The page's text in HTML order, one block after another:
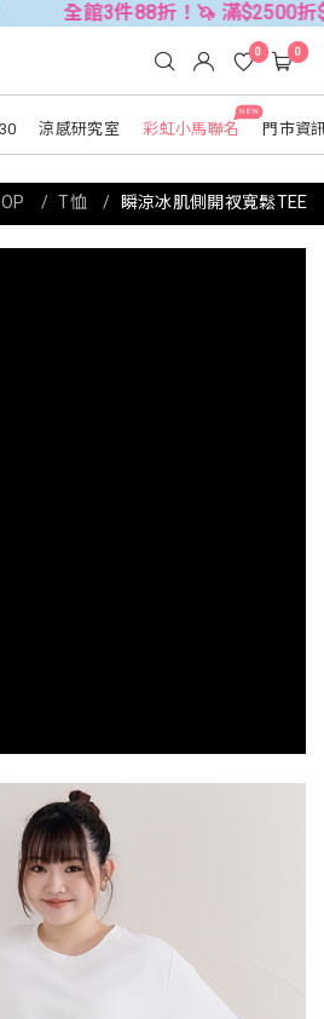
件88折！🦄 滿$2500折$300 (可累
涼感研究室
NEW
彩虹小馬聯名 門市資
0 0
T恤 瞬涼冰肌側開衩寬鬆TEE